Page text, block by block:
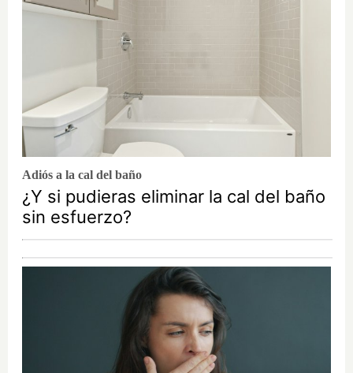
Adiós a la cal del baño
¿Y si pudieras eliminar la cal del baño
sin esfuerzo?